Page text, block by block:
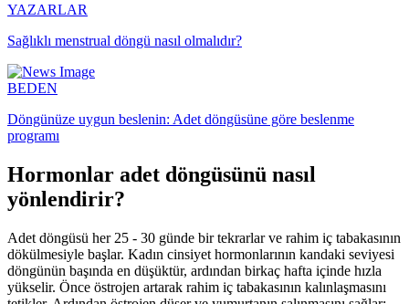
YAZARLAR
Sağlıklı menstrual döngü nasıl olmalıdır?
BEDEN
Döngünüze uygun beslenin: Adet döngüsüne göre beslenme
programı
Hormonlar adet döngüsünü nasıl
yönlendirir?
Adet döngüsü her 25 - 30 günde bir tekrarlar ve rahim iç tabakasının
dökülmesiyle başlar. Kadın cinsiyet hormonlarının kandaki seviyesi
döngünün başında en düşüktür, ardından birkaç hafta içinde hızla
yükselir. Önce östrojen artarak rahim iç tabakasının kalınlaşmasını